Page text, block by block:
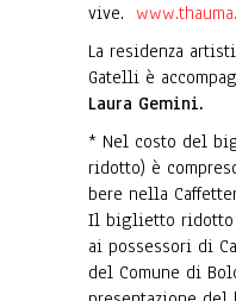
vive.
La residenza
Gatelli è
Laura Gemini.
* Nel costo del
ridotto) è
bere nella
Il biglietto ridotto
ai possessori di
del Comune di